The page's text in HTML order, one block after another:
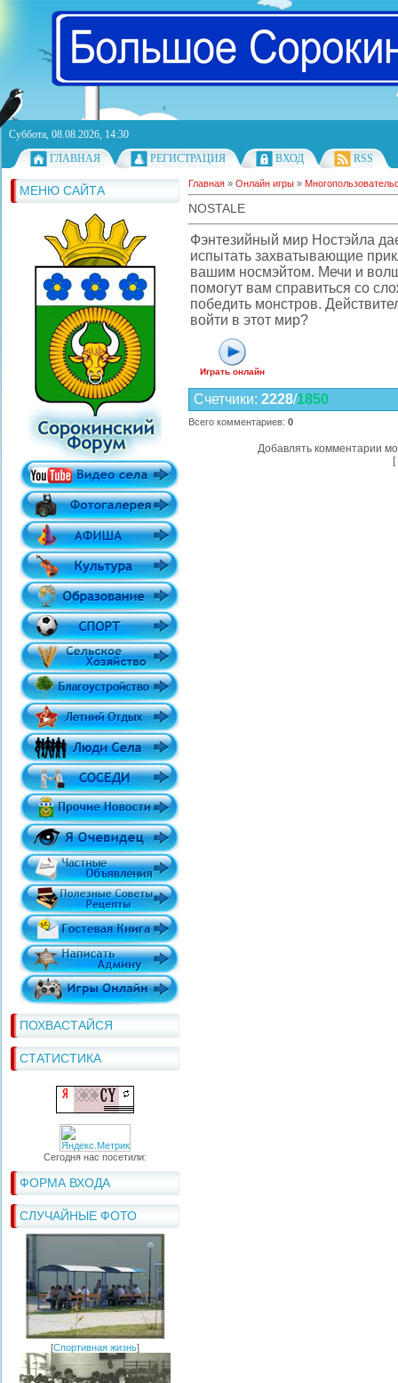
Суббота, 08.08.2026, 14:30
ГЛАВНАЯ
РЕГИСТРАЦИЯ ВХОД RSS
МЕНЮ САЙТА
ПОХВАСТАЙСЯ
СТАТИСТИКА
Сегодня нас посетили:
ФОРМА ВХОДА
СЛУЧАЙНЫЕ ФОТО
[Спортивная жизнь]
Главная » Онлайн игры »
NOSTALE
Фэнтезийный мир Ностэйла
испытать захватывающие
вашим носмэйтом. Мечи и
помогут вам справиться со
победить монстров.
войти в этот мир?
Играть онлайн
Счетчики: 2228/1850
Всего комментариев: 0
Добавлять комментарии
[